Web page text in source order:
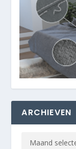
ARCHIEVEN